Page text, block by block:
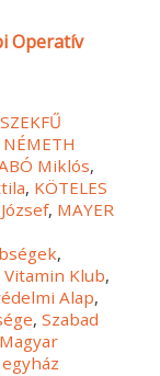
Operatív
SZEKFŰ
NÉMETH
Miklós,
, KÖTELES
, MAYER
,
Vitamin Klub,
Alap,
,Szabad
Magyar